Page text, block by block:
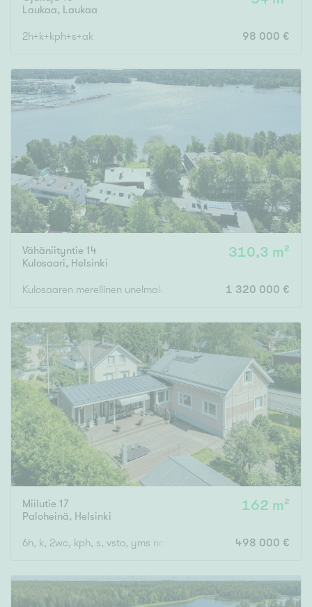
Laukaa, Laukaa
2h+k+kph+s+ak 98 000 €
Vähäniityntie 14
Kulosaari, Helsinki
310,3 m²
Kulosaaren merellinen unelmakoti | Oma uima-allas | Hissi |
1 320 000 €
Miilutie 17
Paloheinä, Helsinki
162 m²
6h, k, 2wc, kph, s, vsto, yms noin 162 m2 + kellaritilat +
498 000 €